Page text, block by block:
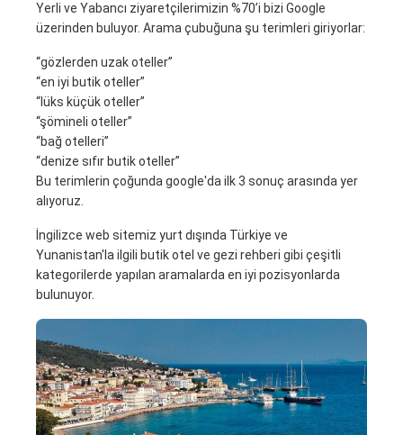
Yerli ve Yabancı ziyaretçilerimizin %70’i bizi Google
üzerinden buluyor. Arama çubuğuna şu terimleri giriyorlar:
“gözlerden uzak oteller”
“en iyi butik oteller”
“lüks küçük oteller”
“şömineli oteller”
“bağ otelleri”
“denize sıfır butik oteller”
Bu terimlerin çoğunda google'da ilk 3 sonuç arasında yer
alıyoruz.
İngilizce web sitemiz yurt dışında Türkiye ve
Yunanistan'la ilgili butik otel ve gezi rehberi gibi çeşitli
kategorilerde yapılan aramalarda en iyi pozisyonlarda
bulunuyor.